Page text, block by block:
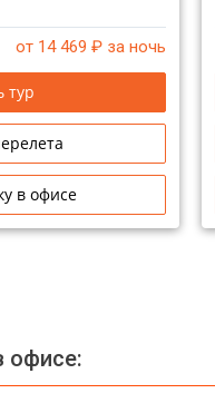
от 14 469 ₽ за ночь
тур
в офисе
офисе: